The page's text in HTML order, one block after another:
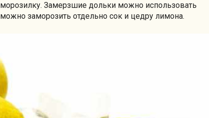
Замерзшие дольки можно использовать
заморозить отдельно сок и цедру лимона.